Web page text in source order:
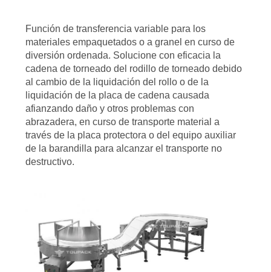
NOTICIAS
CASOS
SOLICITAR UN
PRESUPUESTO
MAPA
POLÍTICA
Función de transferencia variable para los
materiales empaquetados o a granel en curso de
diversión ordenada. Solucione con eficacia la
cadena de torneado del rodillo de torneado debido
al cambio de la liquidación del rollo o de la
liquidación de la placa de cadena causada
afianzando daño y otros problemas con
abrazadera, en curso de transporte material a
través de la placa protectora o del equipo auxiliar
de la barandilla para alcanzar el transporte no
destructivo.